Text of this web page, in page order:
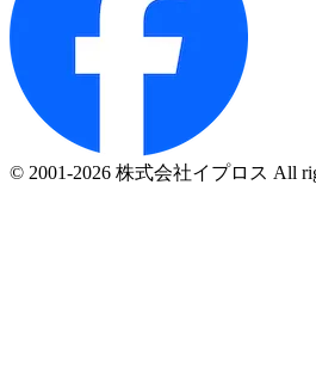
© 2001-2026 株式会社イプロス All